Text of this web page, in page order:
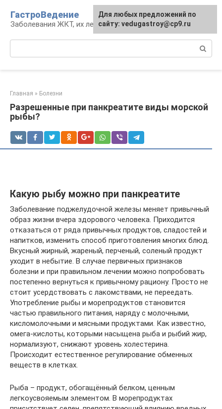
контенту
ГастроВедение
Заболевания ЖКТ, их лечение и профилактика
Главная » Болезни
Разрешенные при панкреатите виды морской
рыбы?
Какую рыбу можно при панкреатите
Заболевание поджелудочной железы меняет привычный
образ жизни вчера здорового человека. Приходится
отказаться от ряда привычных продуктов, сладостей и
напитков, изменить способ приготовления многих блюд.
Вкусный жирный, жареный, перченый, соленый продукт
уходит в небытие. В случае первичных признаков
болезни и при правильном лечении можно попробовать
постепенно вернуться к привычному рациону. Просто не
стоит усердствовать с лакомствами, не переедать.
Употребление рыбы и морепродуктов становится
частью правильного питания, наряду с молочными,
кисломолочными и мясными продуктами. Как известно,
омега-кислоты, которыми насыщена рыба и рыбий жир,
нормализуют, снижают уровень холестерина.
Происходит естественное регулирование обменных
веществ в клетках.
Рыба – продукт, обогащённый белком, ценным
легкоусвояемым элементом. В морепродуктах
Для любых предложений по
сайту: vedugastroy@cp9.ru